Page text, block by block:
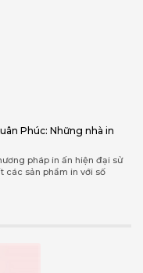
Phúc: Những nhà in
pháp in ấn hiện đại sử
các sản phẩm in với số